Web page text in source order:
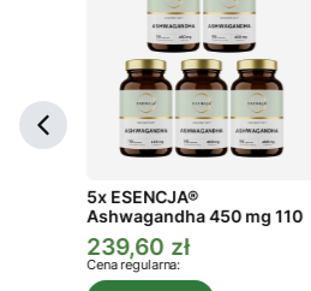
5x ESENCJA®
Ashwagandha 450 mg 110
kaps.
Cena promocyjna
239,60 zł
Cena regularna: